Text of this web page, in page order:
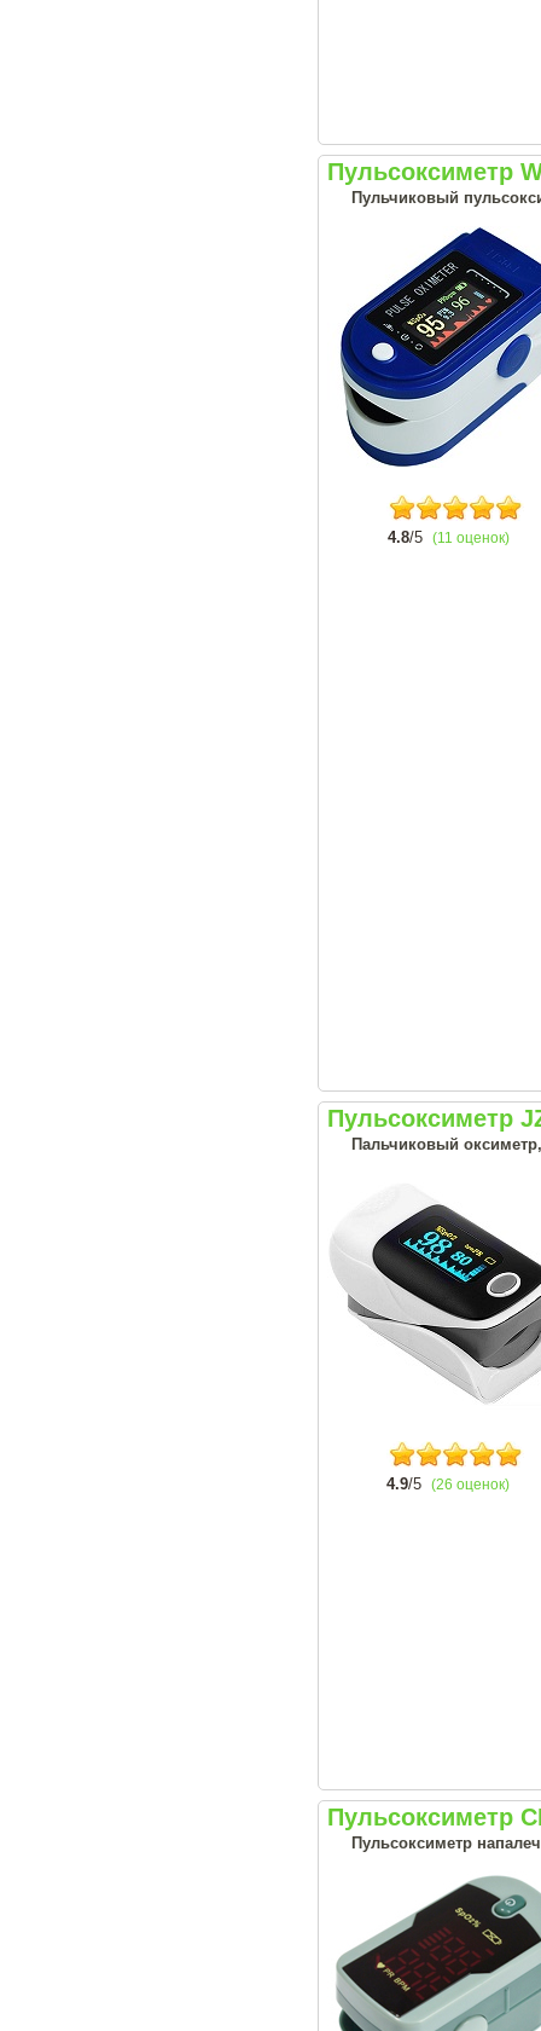
Пульсоксиметр
Пульчиковый
4.8/5 (11 оценок)
Пульсоксиметр
Пальчиковый оксиметр,
4.9/5 (26 оценок)
Пульсоксиметр
Пульсоксиметр